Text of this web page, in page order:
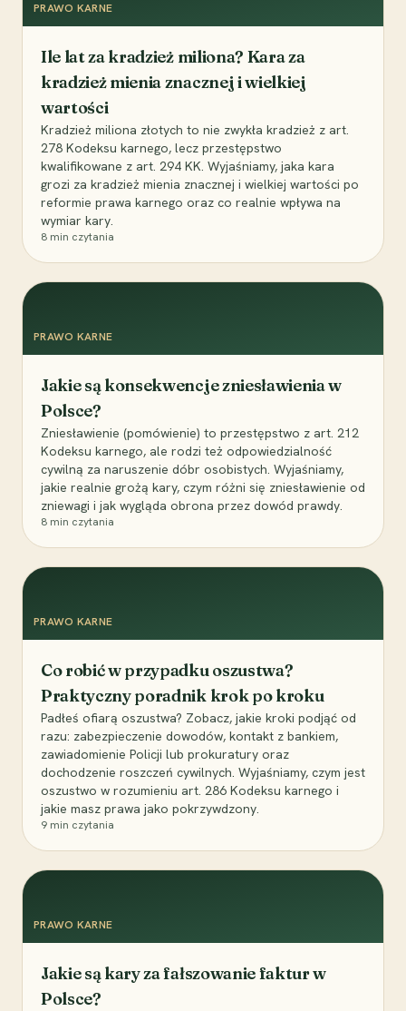
PRAWO KARNE
Ile lat za kradzież miliona? Kara za
kradzież mienia znacznej i wielkiej
wartości
Kradzież miliona złotych to nie zwykła kradzież z art.
278 Kodeksu karnego, lecz przestępstwo
kwalifikowane z art. 294 KK. Wyjaśniamy, jaka kara
grozi za kradzież mienia znacznej i wielkiej wartości po
reformie prawa karnego oraz co realnie wpływa na
wymiar kary.
8 min czytania
PRAWO KARNE
Jakie są konsekwencje zniesławienia w
Polsce?
Zniesławienie (pomówienie) to przestępstwo z art. 212
Kodeksu karnego, ale rodzi też odpowiedzialność
cywilną za naruszenie dóbr osobistych. Wyjaśniamy,
jakie realnie grożą kary, czym różni się zniesławienie od
zniewagi i jak wygląda obrona przez dowód prawdy.
8 min czytania
PRAWO KARNE
Co robić w przypadku oszustwa?
Praktyczny poradnik krok po kroku
Padłeś ofiarą oszustwa? Zobacz, jakie kroki podjąć od
razu: zabezpieczenie dowodów, kontakt z bankiem,
zawiadomienie Policji lub prokuratury oraz
dochodzenie roszczeń cywilnych. Wyjaśniamy, czym jest
oszustwo w rozumieniu art. 286 Kodeksu karnego i
jakie masz prawa jako pokrzywdzony.
9 min czytania
PRAWO KARNE
Jakie są kary za fałszowanie faktur w
Polsce?